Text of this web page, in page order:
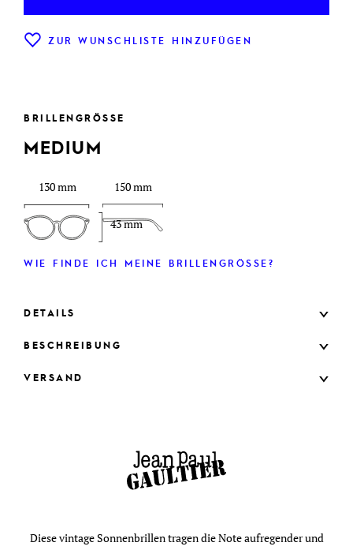
ZUR WUNSCHLISTE HINZUFÜGEN
BRILLENGRÖSSE
MEDIUM
130 mm
43 mm
150 mm
WIE FINDE ICH MEINE BRILLENGRÖSSE?
DETAILS
BESCHREIBUNG
VERSAND
Diese vintage Sonnenbrillen tragen die Note aufregender und